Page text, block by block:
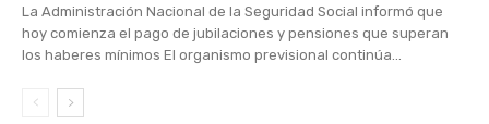
La Administración Nacional de la Seguridad Social informó que
hoy comienza el pago de jubilaciones y pensiones que superan
los haberes mínimos El organismo previsional continúa...